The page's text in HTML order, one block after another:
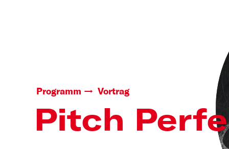
Programm Vortrag
Pitch